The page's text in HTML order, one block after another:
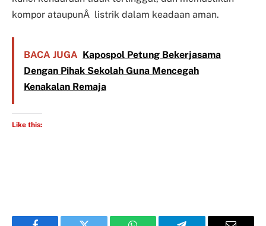
kompor ataupunÂ listrik dalam keadaan aman.
BACA JUGA Kapospol Petung Bekerjasama
Dengan Pihak Sekolah Guna Mencegah
Kenakalan Remaja
Like this: